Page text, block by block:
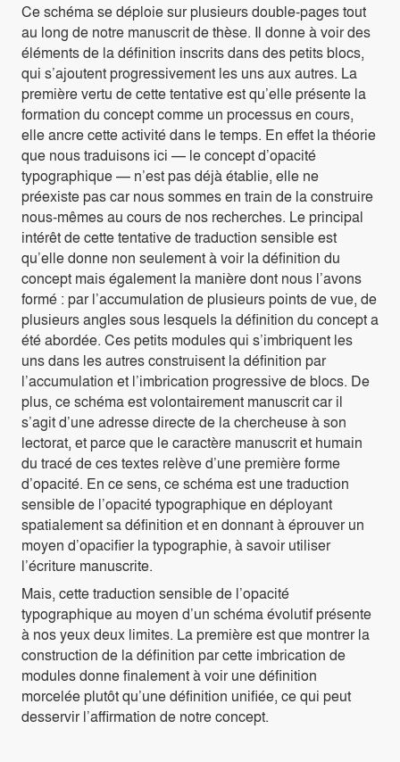
Ce schéma se déploie sur plusieurs double-pages tout
au long de notre manuscrit de thèse. Il donne à voir des
éléments de la définition inscrits dans des petits blocs,
qui s’ajoutent progressivement les uns aux autres. La
première vertu de cette tentative est qu’elle présente la
formation du concept comme un processus en cours,
elle ancre cette activité dans le temps. En effet la théorie
que nous traduisons ici — le concept d’opacité
typographique — n’est pas déjà établie, elle ne
préexiste pas car nous sommes en train de la construire
nous-mêmes au cours de nos recherches. Le principal
intérêt de cette tentative de traduction sensible est
qu’elle donne non seulement à voir la définition du
concept mais également la manière dont nous l’avons
formé : par l’accumulation de plusieurs points de vue, de
plusieurs angles sous lesquels la définition du concept a
été abordée. Ces petits modules qui s’imbriquent les
uns dans les autres construisent la définition par
l’accumulation et l’imbrication progressive de blocs. De
plus, ce schéma est volontairement manuscrit car il
s’agit d’une adresse directe de la chercheuse à son
lectorat, et parce que le caractère manuscrit et humain
du tracé de ces textes relève d’une première forme
d’opacité. En ce sens, ce schéma est une traduction
sensible de l’opacité typographique en déployant
spatialement sa définition et en donnant à éprouver un
moyen d’opacifier la typographie, à savoir utiliser
l’écriture manuscrite.
Mais, cette traduction sensible de l’opacité
typographique au moyen d’un schéma évolutif présente
à nos yeux deux limites. La première est que montrer la
construction de la définition par cette imbrication de
modules donne finalement à voir une définition
morcelée plutôt qu’une définition unifiée, ce qui peut
desservir l’affirmation de notre concept.